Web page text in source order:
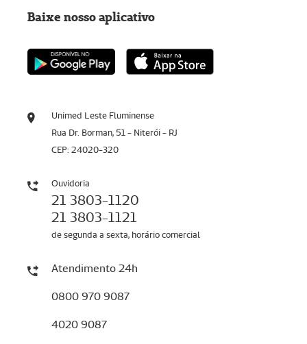
Unimed Leste Fluminense
Rua Dr. Borman, 51 - Niterói - RJ
CEP: 24020-320
Ouvidoria
21 3803-1120
21 3803-1121
de segunda a sexta, horário comercial
Atendimento 24h
0800 970 9087
4020 9087
Baixe nosso aplicativo